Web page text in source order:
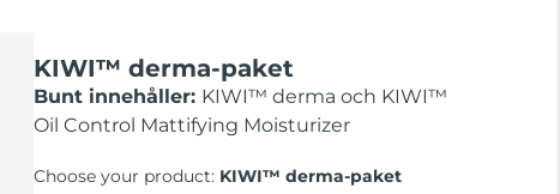
KIWI™ derma-paket
Bunt innehåller: KIWI™ derma och KIWI™
Oil Control Mattifying Moisturizer
Choose your product: KIWI™ derma-paket